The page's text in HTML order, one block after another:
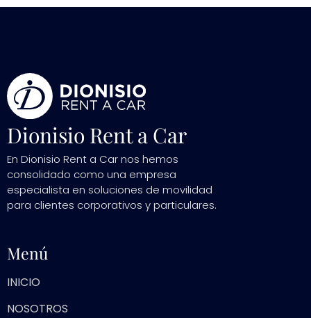
Dionisio Rent a Car
En Dionisio Rent a Car nos hemos
consolidado como una empresa
especialista en soluciones de movilidad
para clientes corporativos y particulares.
Menú
INICIO
NOSOTROS